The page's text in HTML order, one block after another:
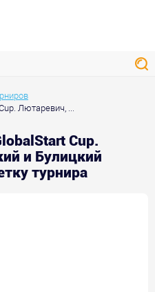
Лютаревич, ...
Cup.
и Булицкий
турнира